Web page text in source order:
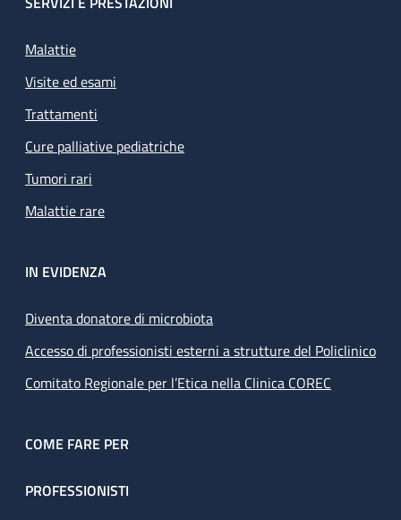
Malattie
Visite ed esami
Trattamenti
Cure palliative pediatriche
Tumori rari
Malattie rare
IN EVIDENZA
Diventa donatore di microbiota
Accesso di professionisti esterni a strutture del Policlinico
Comitato Regionale per l’Etica nella Clinica COREC
COME FARE PER
PROFESSIONISTI